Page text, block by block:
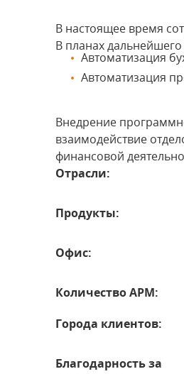
В настоящее время
В планах
Автоматизация
Автоматизация
Внедрение
взаимодействие
финансовой
Отрасли:
Продукты:
Офис:
Количество АРМ:
Города клиентов:
Благодарность за